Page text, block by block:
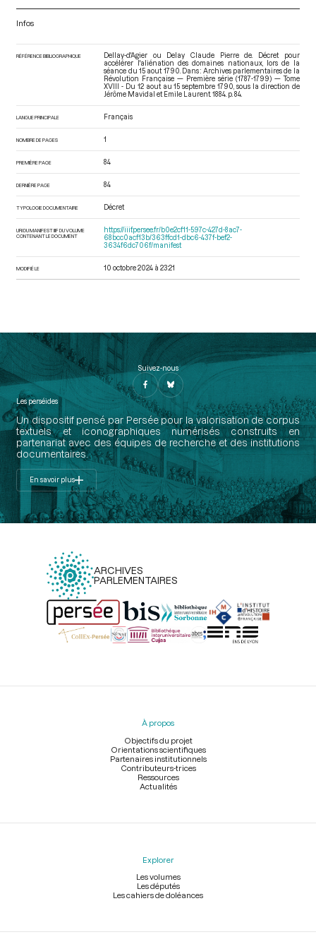
Infos
RÉFÉRENCE BIBLIOGRAPHIQUE
Dellay-d'Agier ou Delay Claude Pierre de. Décret pour
accélérer l'aliénation des domaines nationaux, lors de la
séance du 15 aout 1790. Dans : Archives parlementaires de la
Révolution Française — Première série (1787-1799) — Tome
XVIII - Du 12 aout au 15 septembre 1790 , sous la direction de
Jérôme Mavidal et Emile Laurent. 1884. p. 84.
LANGUE PRINCIPALE Français
NOMBRE DE PAGES 1
PREMIÈRE PAGE 84
DERNIÈRE PAGE 84
TYPOLOGIE DOCUMENTAIRE Décret
URI DU MANIFEST IIIF DU VOLUME
CONTENANT LE DOCUMENT
https://iiif.persee.fr/b0e2cf11-597c-427d-8ac7-
68bcc0acf13b/363ffcd1-dbc6-437f-bef2-
3634f6dc706f/manifest
MODIFIÉ LE 10 octobre 2024 à 23:21
Suivez-nous
Les perséides
Un dispositif pensé par Persée pour la valorisation de corpus
textuels et iconographiques numérisés construits en
partenariat avec des équipes de recherche et des institutions
documentaires.
En savoir plus
ARCHIVES
PARLEMENTAIRES
Menu
À propos
Objectifs du projet
Orientations scientifiques
Partenaires institutionnels
Contributeurs-trices
Ressources
Actualités
Explorer
Les volumes
Les députés
Les cahiers de doléances